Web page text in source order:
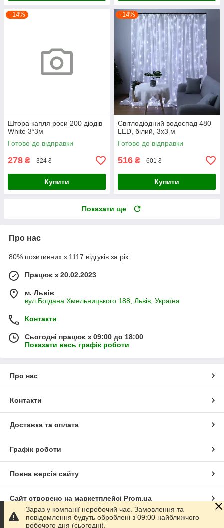
–14%
Штора капля роси 200 діодів
White 3*3м
Готово до відправки
278 ₴ 324 ₴
Купити
–14%
Світлодіодний водоспад 480
LED, білий, 3x3 м
Готово до відправки
516 ₴ 601 ₴
Купити
Показати ще
Про нас
80% позитивних з 1117 відгуків за рік
Працює з 20.02.2023
м. Львів
вул.Богдана Хмельницького 188, Львів, Україна
Контакти
Сьогодні працює з 09:00 до 18:00
Показати весь графік роботи
Про нас
Контакти
Доставка та оплата
Графік роботи
Повна версія сайту
Сайт створено на маркетплейсі Prom.ua
Політика конфіденційності
Зараз у компанії неробочий час. Замовлення та
повідомлення будуть оброблені з 09:00 найближчого
робочого дня (сьогодні).